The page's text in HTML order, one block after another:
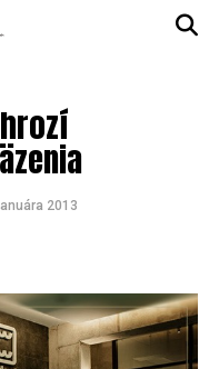
2013